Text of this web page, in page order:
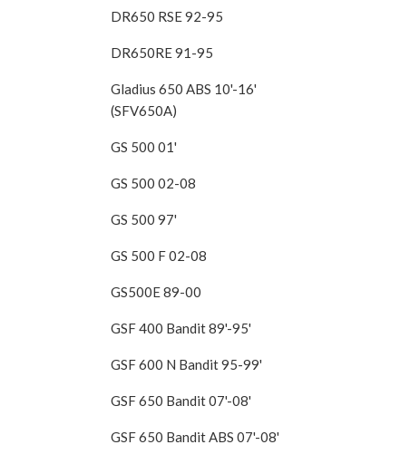
DR650 RSE 92-95
DR650RE 91-95
Gladius 650 ABS 10'-16'
(SFV650A)
GS 500 01'
GS 500 02-08
GS 500 97'
GS 500 F 02-08
GS500E 89-00
GSF 400 Bandit 89'-95'
GSF 600 N Bandit 95-99'
GSF 650 Bandit 07'-08'
GSF 650 Bandit ABS 07'-08'